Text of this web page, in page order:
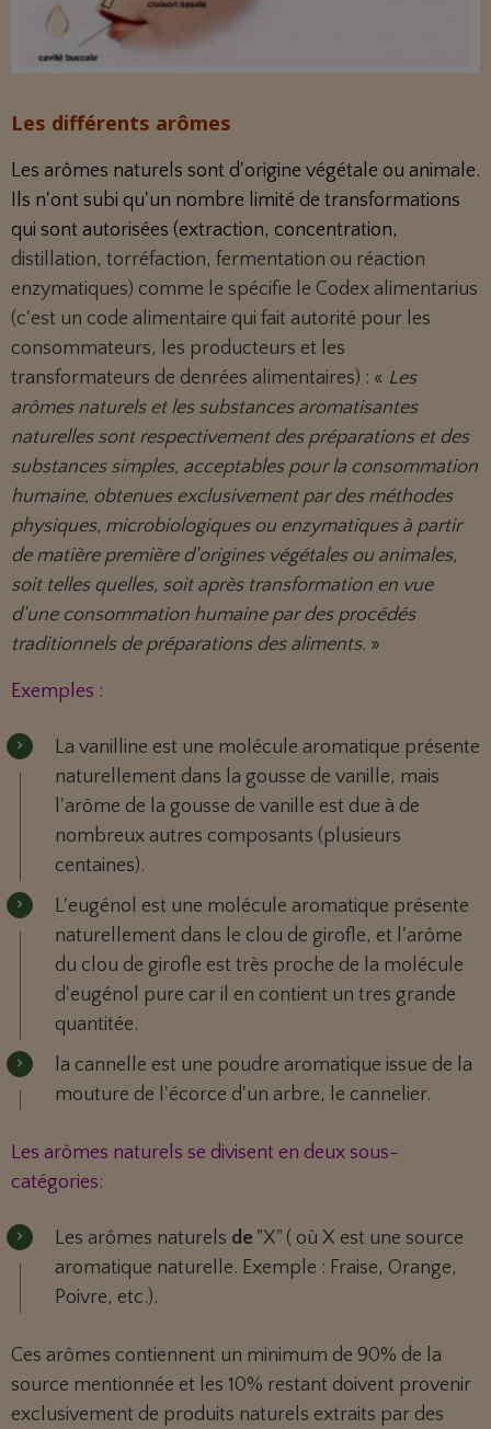
Les différents arômes
Les arômes naturels sont d'origine végétale ou animale.
Ils n'ont subi qu'un nombre limité de transformations
qui sont autorisées (extraction, concentration,
distillation, torréfaction, fermentation ou réaction
enzymatiques) comme le spécifie le Codex alimentarius
(c'est un code alimentaire qui fait autorité pour les
consommateurs, les producteurs et les
transformateurs de denrées alimentaires) : « Les
arômes naturels et les substances aromatisantes
naturelles sont respectivement des préparations et des
substances simples, acceptables pour la consommation
humaine, obtenues exclusivement par des méthodes
physiques, microbiologiques ou enzymatiques à partir
de matière première d'origines végétales ou animales,
soit telles quelles, soit après transformation en vue
d'une consommation humaine par des procédés
traditionnels de préparations des aliments. »
Exemples :
La vanilline est une molécule aromatique présente
naturellement dans la gousse de vanille, mais
l'arôme de la gousse de vanille est due à de
nombreux autres composants (plusieurs
centaines).
L'eugénol est une molécule aromatique présente
naturellement dans le clou de girofle, et l'arôme
du clou de girofle est très proche de la molécule
d'eugénol pure car il en contient un tres grande
quantitée.
la cannelle est une poudre aromatique issue de la
mouture de l'écorce d'un arbre, le cannelier.
Les arômes naturels se divisent en deux sous-
catégories:
Les arômes naturels de "X" ( où X est une source
aromatique naturelle. Exemple : Fraise, Orange,
Poivre, etc.).
Ces arômes contiennent un minimum de 90% de la
source mentionnée et les 10% restant doivent provenir
exclusivement de produits naturels extraits par des